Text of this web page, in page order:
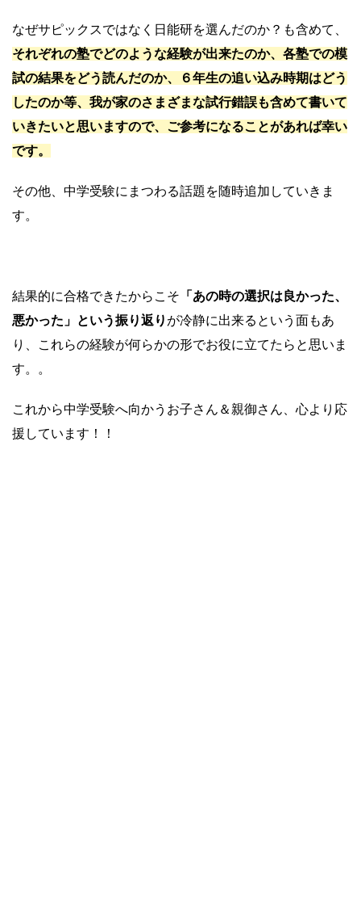
なぜサピックスではなく日能研を選んだのか？も含めて、
それぞれの塾でどのような経験が出来たのか、各塾での模
試の結果をどう読んだのか、６年生の追い込み時期はどう
したのか等、我が家のさまざまな試行錯誤も含めて書いて
いきたいと思いますので、ご参考になることがあれば幸い
です。
その他、中学受験にまつわる話題を随時追加していきま
す。
結果的に合格できたからこそ 「あの時の選択は良かった、
悪かった」という振り返り が冷静に出来るという面もあ
り、これらの経験が何らかの形でお役に立てたらと思いま
す。。
これから中学受験へ向かうお子さん＆親御さん、心より応
援しています！！